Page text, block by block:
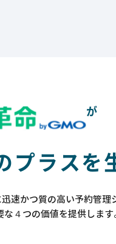
が
プラスを
速かつ質の高い予約管理
４つの価値を提供します